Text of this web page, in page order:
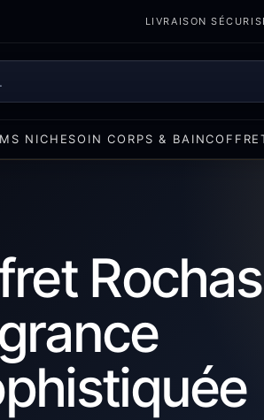
LIVRAISON
NICHESOIN CORPS & BAIN
Rochas